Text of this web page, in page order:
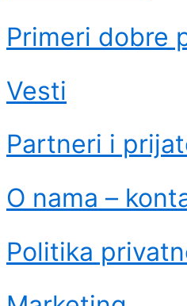
Primeri dobre
Vesti
Partneri i
O nama –
Politika